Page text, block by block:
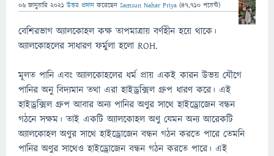
06 জানুয়ারি 2021 উত্তর প্রদান করেছেন Samsun Nahar Priya (47,710 পয়েন্ট)
বেশিরভাগ অ্যালকোহল কক্ষ তাপমাত্রায় বর্ণহীন হয়ে থাকে।
অ্যালকোহলের সাধারণ ফর্মুলা হলো ROH.
মূলত পানি এবং অ্যালকোহলের ধর্ম প্রায় একই কারন উভয় যৌগে
পানির অনু বিদ্যমান তথা এরা হাইড্রক্সিল গ্রুপ ধারণ করে। এই
হাইড্রক্সিল গ্রুপ আবার অন্য পানির অণুর সাথে হাইড্রোজেন বন্ধন
গঠনে সক্ষম। তাই একটি অ্যালকোহল অণু যেমন অন্য আরেকটি
অ্যালকোহল অণুর সাথে হাইড্রোজেন বন্ধন গঠন করতে পারে তেমনি
পানির অণুর সাথেও হাইড্রোজেন বন্ধন গঠন করতে পারে। এই